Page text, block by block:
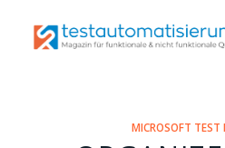
MICROSOFT TEST